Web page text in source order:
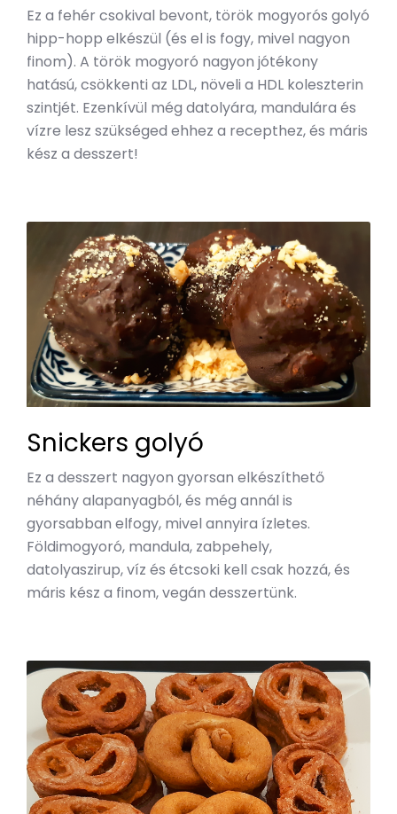
Ez a fehér csokival bevont, török mogyorós golyó
hipp-hopp elkészül (és el is fogy, mivel nagyon
finom). A török mogyoró nagyon jótékony
hatású, csökkenti az LDL, növeli a HDL koleszterin
szintjét. Ezenkívül még datolyára, mandulára és
vízre lesz szükséged ehhez a recepthez, és máris
kész a desszert!
Snickers golyó
Ez a desszert nagyon gyorsan elkészíthető
néhány alapanyagból, és még annál is
gyorsabban elfogy, mivel annyira ízletes.
Földimogyoró, mandula, zabpehely,
datolyaszirup, víz és étcsoki kell csak hozzá, és
máris kész a finom, vegán desszertünk.